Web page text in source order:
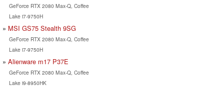
GeForce RTX 2080 Max-Q, Coffee
Lake i7-9750H
MSI GS75 Stealth 9SG
GeForce RTX 2080 Max-Q, Coffee
Lake i7-9750H
Alienware m17 P37E
GeForce RTX 2080 Max-Q, Coffee
Lake i9-8950HK